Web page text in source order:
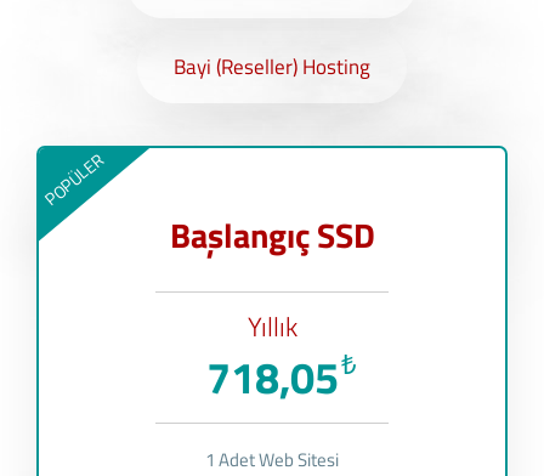
Bayi (Reseller) Hosting
POPÜLER
Başlangıç SSD
Yıllık
₺
718,05
1 Adet Web Sitesi